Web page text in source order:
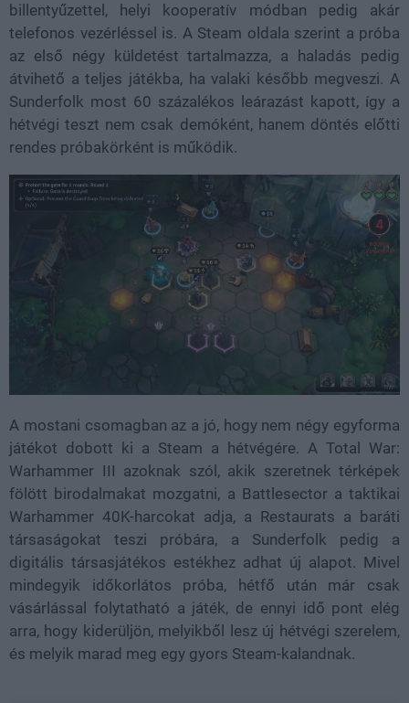
billentyűzettel, helyi kooperatív módban pedig akár
telefonos vezérléssel is. A Steam oldala szerint a próba
az első négy küldetést tartalmazza, a haladás pedig
átvihető a teljes játékba, ha valaki később megveszi. A
Sunderfolk most 60 százalékos leárazást kapott, így a
hétvégi teszt nem csak demóként, hanem döntés előtti
rendes próbakörként is működik.
A mostani csomagban az a jó, hogy nem négy egyforma
játékot dobott ki a Steam a hétvégére. A Total War:
Warhammer III azoknak szól, akik szeretnek térképek
fölött birodalmakat mozgatni, a Battlesector a taktikai
Warhammer 40K-harcokat adja, a Restaurats a baráti
társaságokat teszi próbára, a Sunderfolk pedig a
digitális társasjátékos estékhez adhat új alapot. Mivel
mindegyik időkorlátos próba, hétfő után már csak
vásárlással folytatható a játék, de ennyi idő pont elég
arra, hogy kiderüljön, melyikből lesz új hétvégi szerelem,
és melyik marad meg egy gyors Steam-kalandnak.